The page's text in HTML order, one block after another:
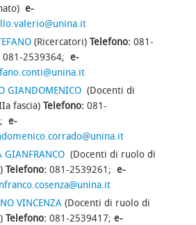
e-
(Ricercatori) Telefono: 081-
2539364; e-
GIANDOMENICO (Docenti di
fascia) Telefono: 081-
e-
GIANFRANCO (Docenti di ruolo di
Telefono: 081-2539261; e-
VINCENZA (Docenti di ruolo di
Telefono: 081-2539417; e-